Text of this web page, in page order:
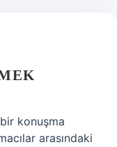
konuşma
arasındaki